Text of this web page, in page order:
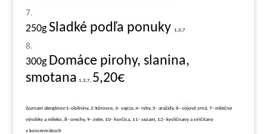
250g Sladké podľa ponuky 1,3,7
300g Domáce pirohy, slanina,
smotana
1,3,7, 5,20€
Zoznam alergénov:1-obilniny, 2-kôrovce, 3- vajcia, 4- ryby, 5- arašidy, 6- sójové zrná, 7- mliečne
výrobky a mlieko, 8- orechy, 9- zeler, 10- horčica, 11- sezam, 12- kysličnany a siričitany
v koncentrátoch